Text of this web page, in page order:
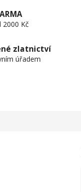
2000 Kč
zlatnictví
úřadem